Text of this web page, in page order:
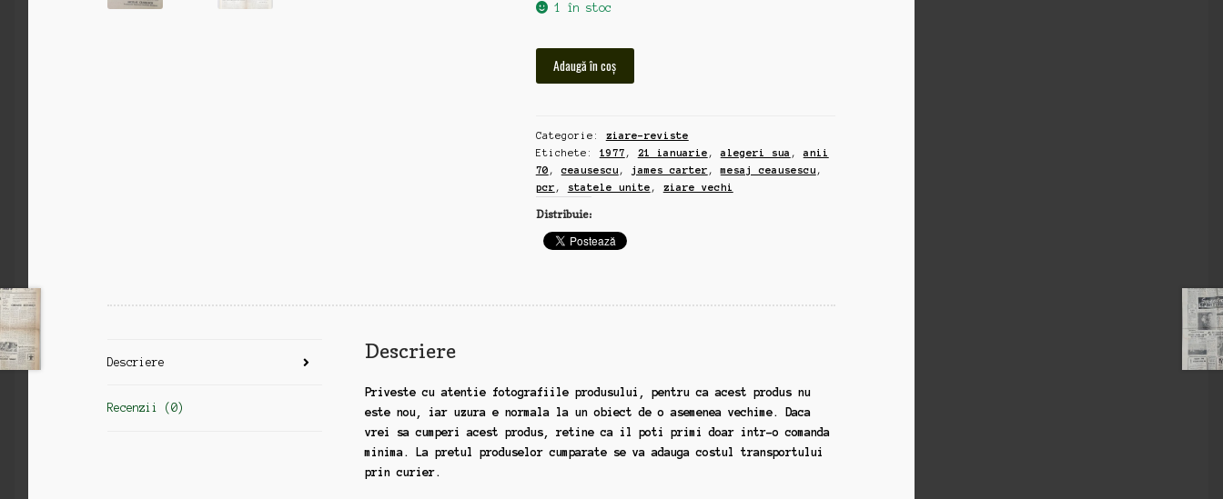
1 în stoc
Romania
vechi
21
ianuarie
1977,
mesajul
lui
Adaugă în coș
Categorie: ziare-reviste
Etichete: 1977 , 21 ianuarie ,alegeri sua ,anii
70 ,ceausescu , james carter ,mesaj ceausescu ,
pcr , statele unite , ziare vechi
Distribuie:
Descriere
Recenzii (0)
Descriere
Priveste cu atentie fotografiile produsului, pentru ca acest produs nu
este nou, iar uzura e normala la un obiect de o asemenea vechime. Daca
vrei sa cumperi acest produs, retine ca il poti primi doar intr-o comanda
minima. La pretul produselor cumparate se va adauga costul transportului
prin curier.